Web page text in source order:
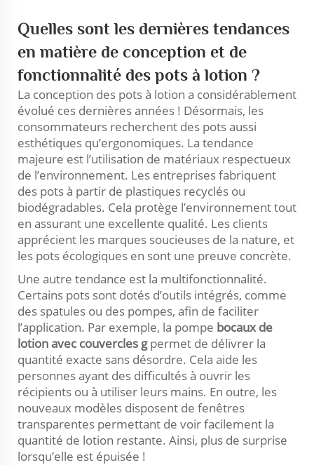
Quelles sont les dernières tendances
en matière de conception et de
fonctionnalité des pots à lotion ?
La conception des pots à lotion a considérablement
évolué ces dernières années ! Désormais, les
consommateurs recherchent des pots aussi
esthétiques qu’ergonomiques. La tendance
majeure est l’utilisation de matériaux respectueux
de l’environnement. Les entreprises fabriquent
des pots à partir de plastiques recyclés ou
biodégradables. Cela protège l’environnement tout
en assurant une excellente qualité. Les clients
apprécient les marques soucieuses de la nature, et
les pots écologiques en sont une preuve concrète.
Une autre tendance est la multifonctionnalité.
Certains pots sont dotés d’outils intégrés, comme
des spatules ou des pompes, afin de faciliter
l’application. Par exemple, la pompe bocaux de
lotion avec couvercles gpermet de délivrer la
quantité exacte sans désordre. Cela aide les
personnes ayant des difficultés à ouvrir les
récipients ou à utiliser leurs mains. En outre, les
nouveaux modèles disposent de fenêtres
transparentes permettant de voir facilement la
quantité de lotion restante. Ainsi, plus de surprise
lorsqu’elle est épuisée !